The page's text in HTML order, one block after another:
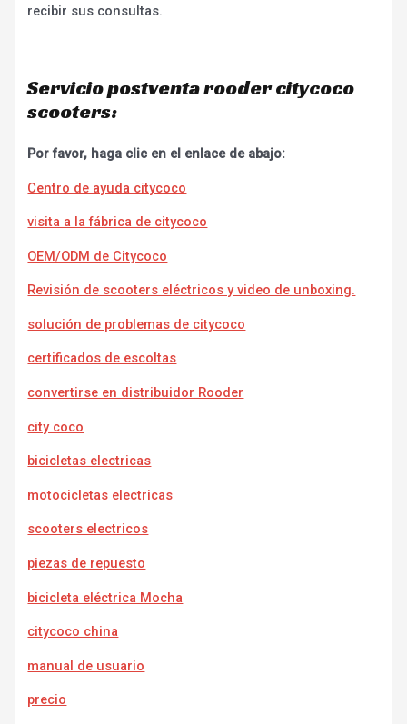
recibir sus consultas.
Servicio postventa rooder citycoco
scooters:
Por favor, haga clic en el enlace de abajo:
Centro de ayuda citycoco
visita a la fábrica de citycoco
OEM/ODM de Citycoco
Revisión de scooters eléctricos y video de unboxing.
solución de problemas de citycoco
certificados de escoltas
convertirse en distribuidor Rooder
city coco
bicicletas electricas
motocicletas electricas
scooters electricos
piezas de repuesto
bicicleta eléctrica Mocha
citycoco china
manual de usuario
precio